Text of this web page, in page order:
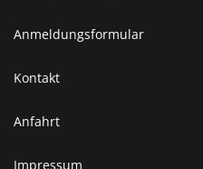
Anmeldungsformular
Kontakt
Anfahrt
Impressum